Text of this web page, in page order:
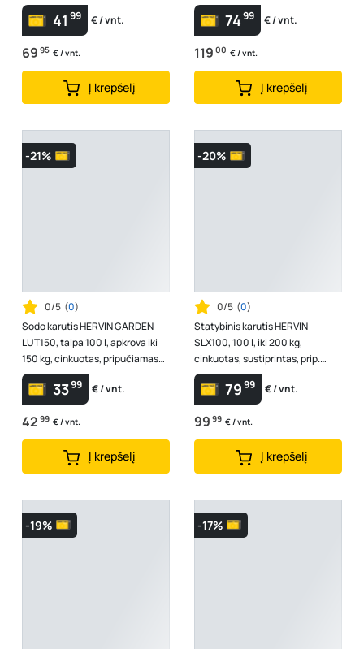
41 99 € / vnt.
69 95 € / vnt.
Į krepšelį
kg, 100 × 50 × 53/86 cm
7499 € / vnt.
119 00 € / vnt.
Į krepšelį
-21%
0/5 (0)
Sodo karutis HERVIN GARDEN
LUT150, talpa 100 l, apkrova iki
150 kg, cinkuotas, pripučiamas
ratas 4,00" x 8", žalias
3399 € / vnt.
42 99 € / vnt.
Į krepšelį
-20%
0/5 (0)
Statybinis karutis HERVIN
SLX100, 100 l, iki 200 kg,
cinkuotas, sustiprintas, prip.
ratas 4" x 8", oranžinis, pagaminta
...
7999 € / vnt.
99 99 € / vnt.
Į krepšelį
-19% -17%